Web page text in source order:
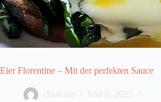
Eier Florentine – Mit der perfekten Sauce
charlotte
Mai 6, 2025